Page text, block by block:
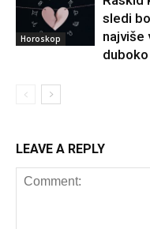
Horoskop
sledi
najviše
LEAVE A REPLY